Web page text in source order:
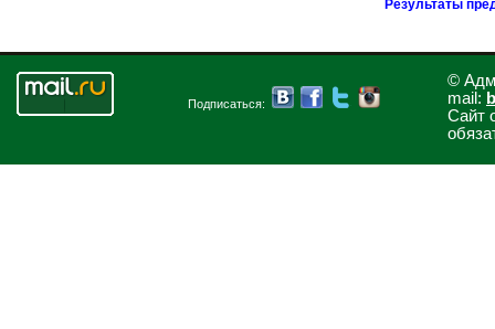
Результаты
Подписаться:
©
mail:
Сайт